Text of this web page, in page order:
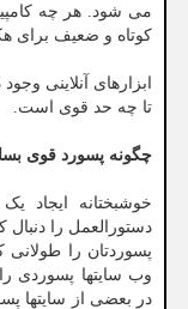
می شود. هر چه
کوتاه و ضعیف برای
ابزارهای آنلاینی
تا چه حد قوی است.
چگونه پسورد قوی
خوشبختانه ایجاد
دستورالعمل را دنبال
پسوردتان را طولانی
وب سایتها پسوردی
در بعضی از سایتها